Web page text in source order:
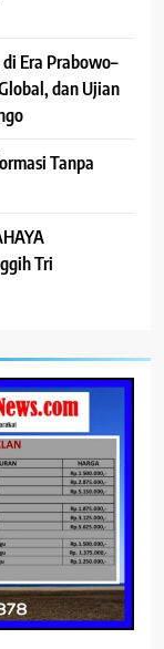
Era Prabowo–
dan Ujian
Tanpa
Tri